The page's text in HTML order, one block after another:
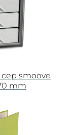
smoove
mm